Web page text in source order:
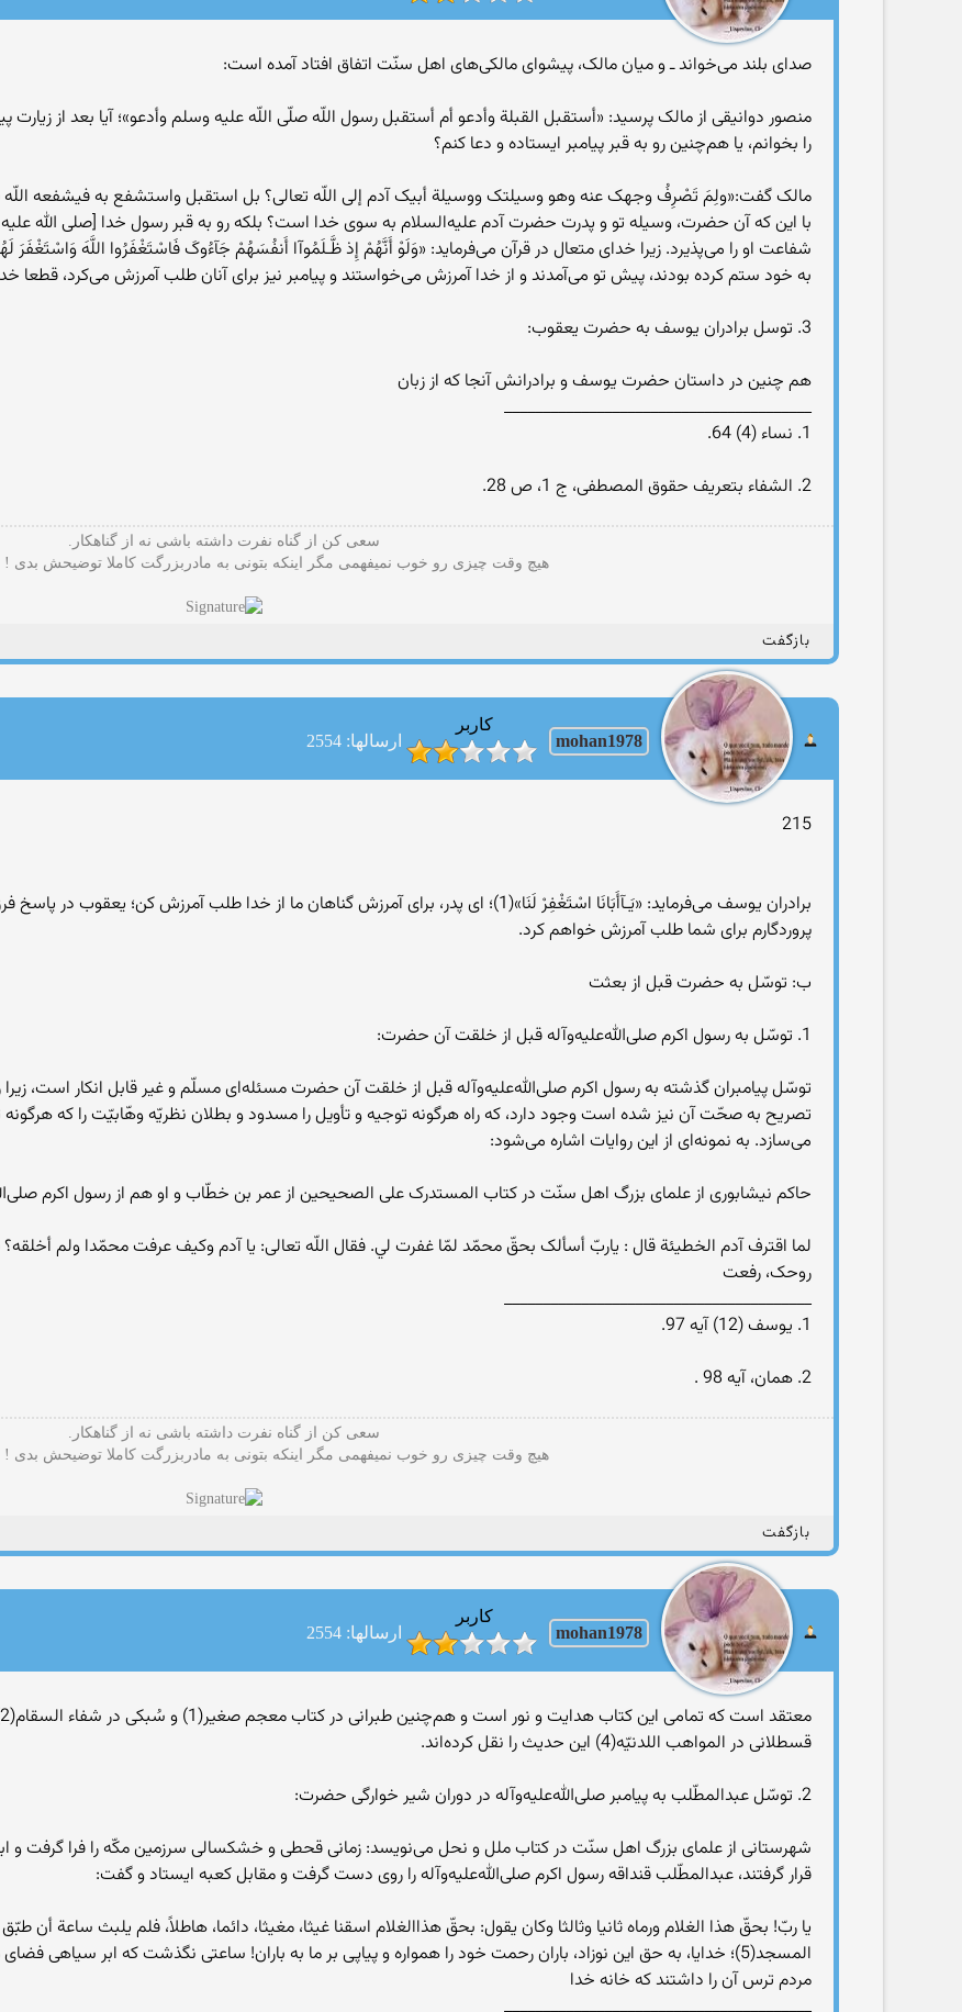
صداى بلند مى‌خواند ـ و ميان مالک، پيشواى مالکى‌هاى اهل سنّت اتفاق افتاد آمده است:
منصور دوانيقى از مالک پرسيد: «أستقبل القبلة وأدعو أم أستقبل رسول اللّه صلّى اللّه عليه وسلم وأدعو»؛ آيا بعد از زيارت
را بخوانم، يا هم‌چنين رو به قبر پيامبر ايستاده و دعا کنم؟
مالک گفت:«ولِمَ تَصْرِفُ وجهک عنه وهو وسيلتک ووسيلة أبيک آدم إلى اللّه تعالى؟ بل استقبل واستشفع به فيشفعه اللّه
با اين که آن حضرت، وسيله تو و پدرت حضرت آدم عليه‌السلام به سوى خدا است؟ بلکه رو به قبر رسول خدا [صلى‌ الله
به خود ستم کرده بودند، پيش تو مى‌آمدند و از خدا آمرزش مى‌خواستند و پيامبر نيز براى آنان طلب آمرزش مى‌کرد، قطعا خدا
3. توسل برادران يوسف به حضرت يعقوب:
هم چنين در داستان حضرت يوسف و برادرانش آنجا که از زبان
________________________________________
1. نساء (4) 64.
2. الشفاء بتعريف حقوق المصطفى، ج 1، ص 28.
سعی کن از گناه نفرت داشته باشی نه از گناهکار.
هیچ وقت چیزی رو خوب نمیفهمی مگر اینکه بتونی به مادربزرگت کاملا توضیحش بدی !
بازگفت
mohan1978
کاربر
ارسالها: 2554
215
پروردگارم براى شما طلب آمرزش خواهم کرد.
ب: توسّل به حضرت قبل از بعثت
1. توسّل به رسول اکرم صلى‌الله‌عليه‌و‌آله قبل از خلقت آن حضرت:
توسّل پيامبران گذشته به رسول اکرم صلى‌الله‌عليه‌و‌آله قبل از خلقت آن حضرت مسئله‌اى مسلّم و غير قابل انکار است،
تصريح به صحّت آن نيز شده است وجود دارد، که راه هرگونه توجيه و تأويل را مسدود و بطلان نظريّه وهّابيّت را که
مى‌سازد. به نمونه‌اى از اين روايات اشاره مى‌شود:
حاکم نيشابورى از علماى بزرگ اهل سنّت در کتاب المستدرک على الصحيحين از عمر بن خطّاب و او هم از رسول اکرم
لما اقترف آدم الخطيئة قال : ياربّ أسألک بحقّ محمّد لمّا غفرت لي. فقال اللّه تعالى: يا آدم وکيف عرفت محمّدا ولم
روحک، رفعت
________________________________________
1. يوسف (12) آيه 97.
2. همان، آيه 98 .
سعی کن از گناه نفرت داشته باشی نه از گناهکار.
هیچ وقت چیزی رو خوب نمیفهمی مگر اینکه بتونی به مادربزرگت کاملا توضیحش بدی !
بازگفت
mohan1978
کاربر
ارسالها: 2554
قسطلانى در المواهب اللدنيّه(4) اين حديث را نقل کرده‌اند.
2. توسّل عبدالمطّلب به پيامبر صلى‌الله‌عليه‌و‌آله در دوران شير خوارگى حضرت:
شهرستانى از علماى بزرگ اهل سنّت در کتاب ملل و نحل مى‌نويسد: زمانى قحطى و خشکسالى سرزمين مکّه را فرا گرفت و
قرار گرفتند، عبدالمطّلب قنداقه رسول اکرم صلى‌الله‌عليه‌و‌آله را روى دست گرفت و مقابل کعبه ايستاد و گفت:
يا ربّ! بحقّ هذا الغلام ورماه ثانيا وثالثا وکان يقول: بحقّ هذاالغلام اسقنا غيثا، مغيثا، دائما، هاطلاً، فلم يلبث ساعة
المسجد(5)؛ خدايا، به حق اين نوزاد، باران رحمت خود را همواره و پياپى بر ما به باران! ساعتى نگذشت که ابر سياهى
مردم ترس آن را داشتند که خانه خدا